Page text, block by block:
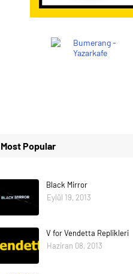
Most Popular
Black Mirror
Eylül 19, 2013
V for Vendetta Replikleri
Haziran 08, 2013